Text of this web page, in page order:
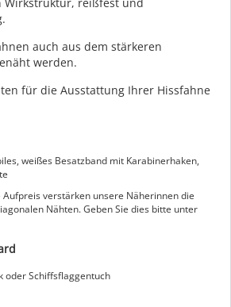
auch aus dem stärkeren
werden.
für die Ausstattung Ihrer Hissfahne
weißes Besatzband mit Karabinerhaken,
Aufpreis verstärken unsere Näherinnen die
Nähten. Geben Sie dies bitte unter
oder Schiffsflaggentuch